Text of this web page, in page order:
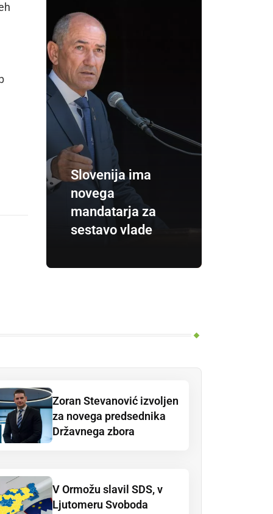
Slovenija ima
novega
mandatarja za
sestavo vlade
Zoran Stevanović izvoljen
za novega predsednika
Državnega zbora
V Ormožu slavil SDS, v
Ljutomeru Svoboda